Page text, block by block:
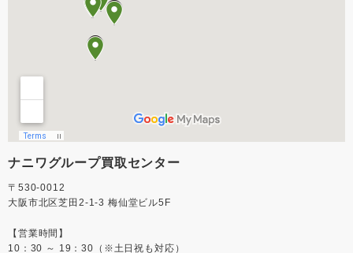
ナニワグループ買取センター
〒530-0012
大阪市北区芝田2-1-3 梅仙堂ビル5F
【営業時間】
10：30 ～ 19：30（※土日祝も対応）